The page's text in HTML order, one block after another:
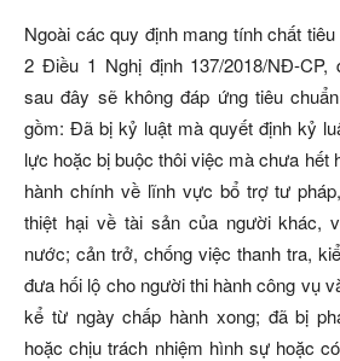
Ngoài các quy định mang tính chất
2 Điều 1 Nghị định 137/2018/NĐ-CP,
sau đây sẽ không đáp ứng tiêu
gồm: Đã bị kỷ luật mà quyết định kỷ
lực hoặc bị buộc thôi việc mà chưa hết
hành chính về lĩnh vực bổ trợ tư
thiệt hại về tài sản của người khác,
nước; cản trở, chống việc thanh tra,
đưa hối lộ cho người thi hành công vụ
kể từ ngày chấp hành xong; đã bị
hoặc chịu trách nhiệm hình sự hoặc